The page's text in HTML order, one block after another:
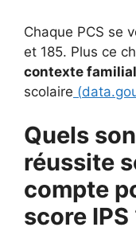
Chaque PCS se
et 185. Plus ce
contexte
scolaire (
Quels
réussite
compte
score IPS